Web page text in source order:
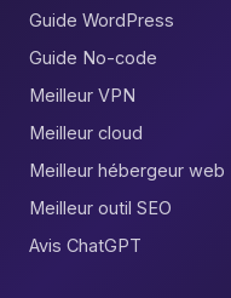
Guide WordPress
Guide No-code
Meilleur VPN
Meilleur cloud
Meilleur hébergeur web
Meilleur outil SEO
Avis ChatGPT